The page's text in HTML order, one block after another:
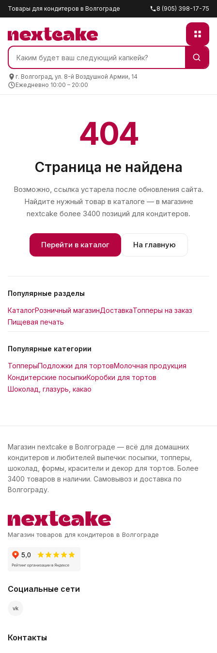
Товары для кондитеров в Волгограде 8 (905) 398-17-75
г. Волгоград, ул. 8-й Воздушной Армии, 14
Ежедневно 10:00 – 20:00
404
Страница не найдена
Возможно, ссылка устарела после обновления сайта.
Найдите нужный товар в каталоге — в магазине
nextcake более 3400 позиций для кондитеров.
Перейти в каталог На главную
Популярные разделы
КаталогРозничный магазинДоставкаТопперы на заказ
Пищевая печать
Популярные категории
ТопперыПодложки для тортовМолочная продукция
Кондитерские посыпкиКоробки для тортов
Шоколад, глазурь, какао
Магазин nextcake в Волгограде — всё для домашних
кондитеров и любителей выпечки: посыпки, топперы,
шоколад, формы, красители и декор для тортов. Более
3400 товаров в наличии. Самовывоз и доставка по
Волгограду.
Магазин товаров для кондитеров в Волгограде
Социальные сети
vk
Контакты